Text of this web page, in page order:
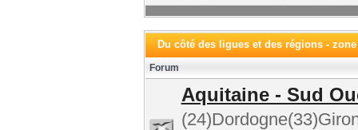
Du côté des ligues et des régions -
Forum
Aquitaine - Sud